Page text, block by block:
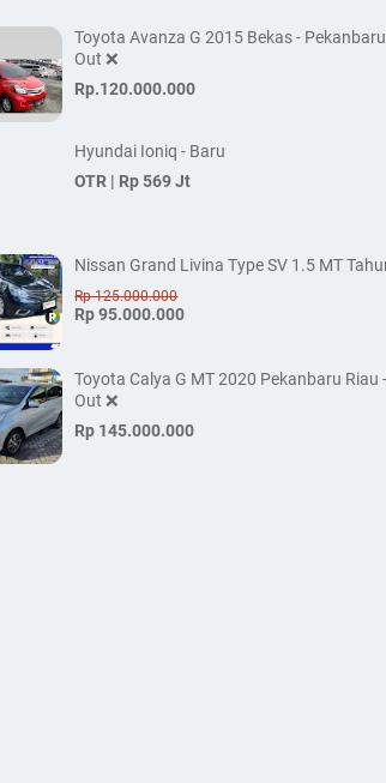
Toyota Avanza G 2015 Bekas - Pekanbaru
Out ❌
Rp.120.000.000
Hyundai Ioniq - Baru
OTR | Rp 569 Jt
Nissan Grand Livina Type SV 1.5 MT
Rp 125.000.000
Rp 95.000.000
Toyota Calya G MT 2020 Pekanbaru Riau
Out ❌
Rp 145.000.000